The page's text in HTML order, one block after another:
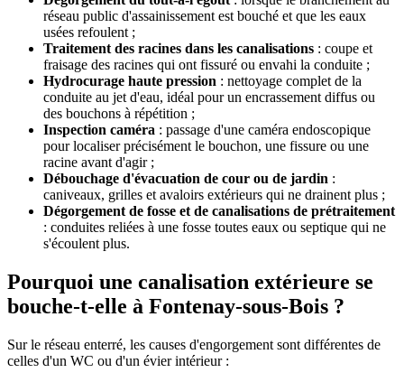
réseau public d'assainissement est bouché et que les eaux
usées refoulent ;
Traitement des racines dans les canalisations : coupe et
fraisage des racines qui ont fissuré ou envahi la conduite ;
Hydrocurage haute pression : nettoyage complet de la
conduite au jet d'eau, idéal pour un encrassement diffus ou
des bouchons à répétition ;
Inspection caméra : passage d'une caméra endoscopique
pour localiser précisément le bouchon, une fissure ou une
racine avant d'agir ;
Débouchage d'évacuation de cour ou de jardin :
caniveaux, grilles et avaloirs extérieurs qui ne drainent plus ;
Dégorgement de fosse et de canalisations de prétraitement
: conduites reliées à une fosse toutes eaux ou septique qui ne
s'écoulent plus.
Pourquoi une canalisation extérieure se
bouche-t-elle à Fontenay-sous-Bois ?
Sur le réseau enterré, les causes d'engorgement sont différentes de
celles d'un WC ou d'un évier intérieur :